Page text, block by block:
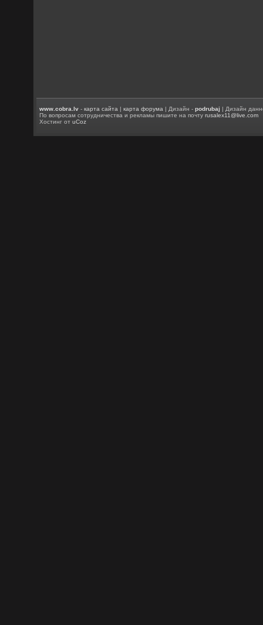
www.cobra.lv -карта сайта |карта форума | Дизайн -podrubaj | Дизайн
По вопросам сотрудничества и рекламы пишите на почтуrusalex11@live.com
Хостинг отuCoz